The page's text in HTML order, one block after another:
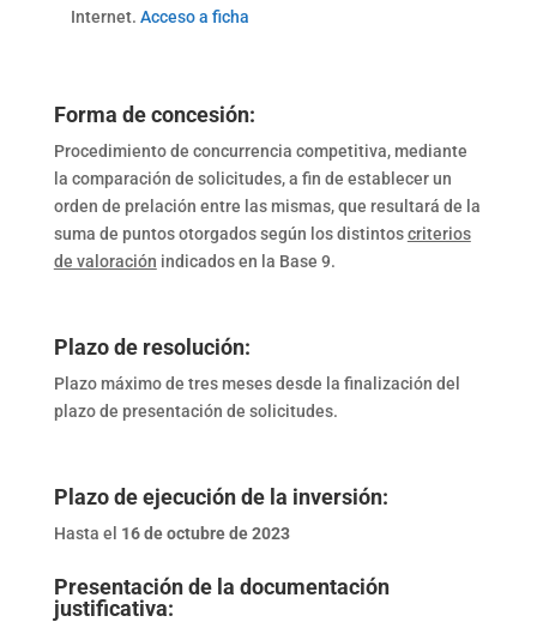
Internet. Acceso a ficha
Forma de concesión:
Procedimiento de concurrencia competitiva, mediante
la comparación de solicitudes, a fin de establecer un
orden de prelación entre las mismas, que resultará de la
suma de puntos otorgados según los distintoscriterios
de valoración indicados en la Base 9.
Plazo de resolución:
Plazo máximo de tres meses desde la finalización del
plazo de presentación de solicitudes.
Plazo de ejecución de la inversión:
Hasta el 16 de octubre de 2023
Presentación de la documentación
justificativa: